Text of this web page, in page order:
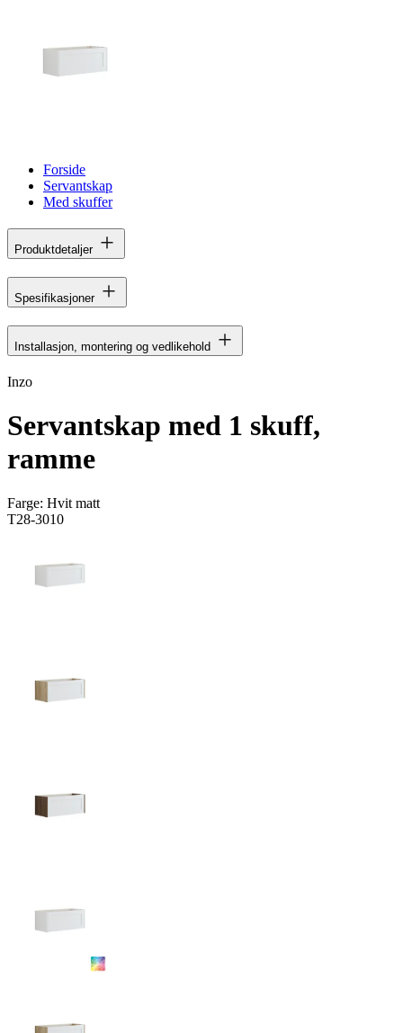
Forside
Servantskap
Med skuffer
Produktdetaljer
Spesifikasjoner
Installasjon, montering og vedlikehold
Inzo
Servantskap med 1 skuff,
ramme
Farge: Hvit matt
T28-3010